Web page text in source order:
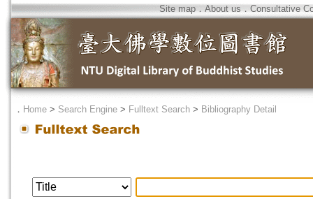
Site map．About us ． Consultative
． Home > Search Engine > Fulltext Search > Bibliography Detail